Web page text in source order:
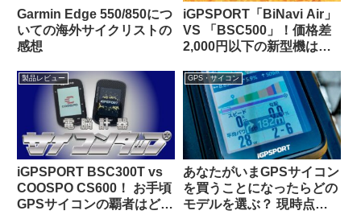
Garmin Edge 550/850につ
いての海外サイクリストの
感想
iGPSPORT「BiNavi Air」
VS 「BSC500」！価格差
2,000円以下の新型機は、
るの？
製品レビュー
iGPSPORT BSC300T vs
COOSPO CS600！ お手頃
GPSサイコンの覇者はどっ
GPS・サイコン
あなたがいまGPSサイコン
を買うことになったらどの
モデルを選ぶ？ 現時点で